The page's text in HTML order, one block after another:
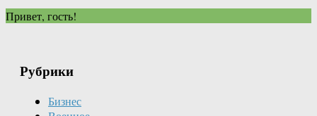
Привет, гость!
Рубрики
Бизнес